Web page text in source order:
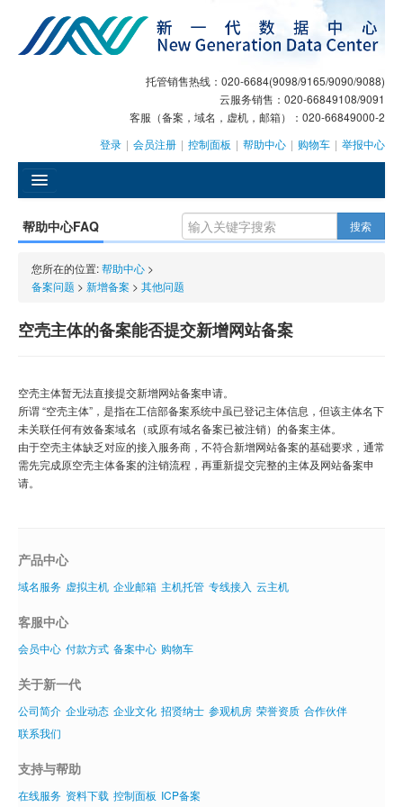
托管销售热线：020-6684(9098/9165/9090/9088)
云服务销售：020-66849108/9091
客服（备案，域名，虚机，邮箱）：020-66849000-2
登录 | 会员注册 | 控制面板 | 帮助中心 | 购物车 | 举报中心
GEO
AI客服
大模型服务
域名注册
虚拟主机
企业邮箱
企业文化
帮助中心FAQ 搜索
您所在的位置:帮助中心 >
备案问题 > 新增备案 > 其他问题
空壳主体的备案能否提交新增网站备案
空壳主体暂无法直接提交新增网站备案申请。
所谓 “空壳主体”，是指在工信部备案系统中虽已登记主体信息，但该主体名下
未关联任何有效备案域名（或原有域名备案已被注销）的备案主体。
由于空壳主体缺乏对应的接入服务商，不符合新增网站备案的基础要求，通常
需先完成原空壳主体备案的注销流程，再重新提交完整的主体及网站备案申
请。
产品中心
域名服务 虚拟主机 企业邮箱 主机托管 专线接入 云主机
客服中心
会员中心 付款方式 备案中心 购物车
关于新一代
公司简介 企业动态 企业文化 招贤纳士 参观机房 荣誉资质 合作伙伴
联系我们
支持与帮助
在线服务 资料下载 控制面板 ICP备案